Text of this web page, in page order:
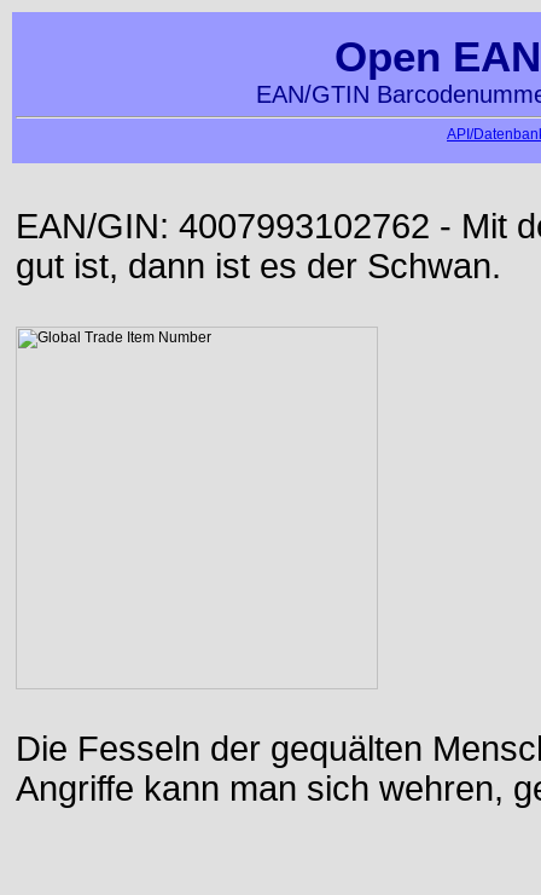
Open
EAN/GTIN
API/
EAN/GIN: 4007993102762 - Mit
gut ist, dann ist es der Schwan.
Die Fesseln der gequälten
Angriffe kann man sich wehren,